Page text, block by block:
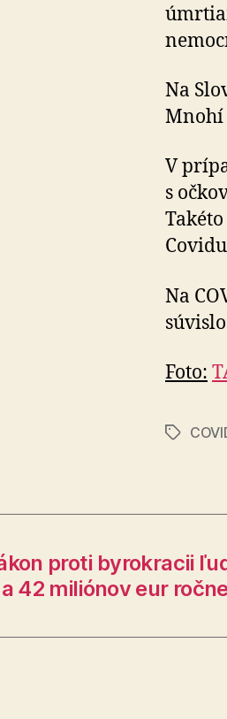
Na
Mnohí
V
s
Na
Foto:
Značky
proti byrokracii
42 miliónov eur